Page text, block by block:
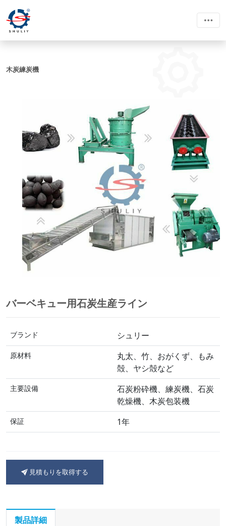
木炭練炭機
バーベキュー用石炭生産ライン
ブランド シュリー
原材料
丸太、竹、おがくず、もみ
殻、ヤシ殻など
主要設備
石炭粉砕機、練炭機、石炭
乾燥機、木炭包装機
保証 1年
見積もりを取得する
製品詳細